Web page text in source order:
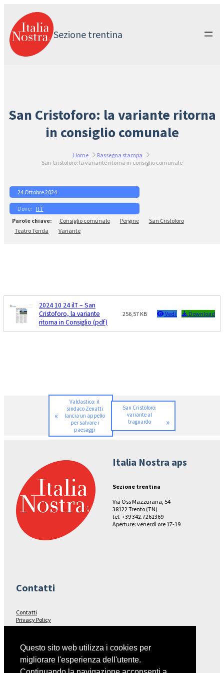
contenuto
Sezione trentina
San Cristoforo: la variante ritorna
in consiglio comunale
Home
Rassegna stampa
San Cristoforo: la variante ritorna in consiglio comunale
24 Ottobre 2024
Il T
Consiglio comunale
Pergine
San Cristoforo
Teatro Tenda
Variante
2024 10 24 ilT – San
Cristoforo, la variante
ritorna in Consiglio (pdf)
256,57 KB Vedi Download
«
Valdastico: il
sindaco Zenatti
lancia un appello
per salvare i
paesaggi
San Cristoforo:
variante al
traguardo
»
Italia Nostra aps
Sezione trentina
Via Oss Mazzurana, 54
38122 Trento (TN)
tel. +39 342.7261369
Aperture: venerdì ore 17-19
Contatti
Contatti
Privacy Policy
Seguici su…
Facebook
Questo sito web utilizza i cookies per
migliorare l'esperienza dell'utente.